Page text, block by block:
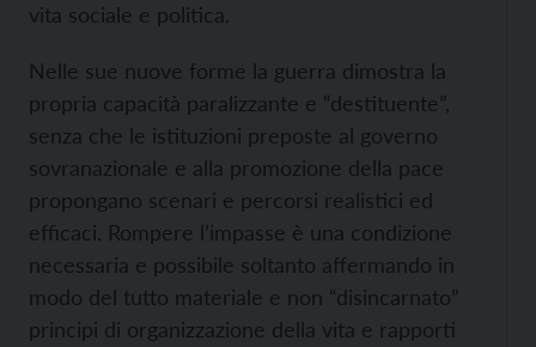
vita sociale e politica.
Nelle sue nuove forme la guerra dimostra la
propria capacità paralizzante e “destituente”,
senza che le istituzioni preposte al governo
sovranazionale e alla promozione della pace
propongano scenari e percorsi realistici ed
efficaci. Rompere l’impasse è una condizione
necessaria e possibile soltanto affermando in
modo del tutto materiale e non “disincarnato”
principi di organizzazione della vita e rapporti